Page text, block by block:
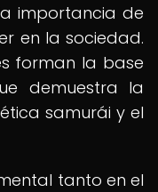
importancia de
en la sociedad.
forman la base
demuestra la
samurái y el
tanto en el